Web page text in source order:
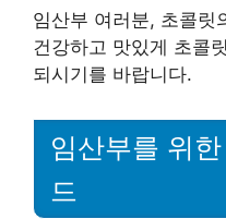
임산부 여러분, 초콜릿
건강하고 맛있게 초콜
되시기를 바랍니다.
임산부를 위
드